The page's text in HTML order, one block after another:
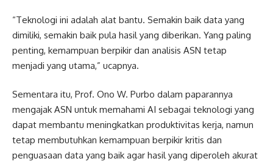
“Teknologi ini adalah alat bantu. Semakin baik data yang
dimiliki, semakin baik pula hasil yang diberikan. Yang paling
penting, kemampuan berpikir dan analisis ASN tetap
menjadi yang utama,” ucapnya.
Sementara itu, Prof. Ono W. Purbo dalam paparannya
mengajak ASN untuk memahami AI sebagai teknologi yang
dapat membantu meningkatkan produktivitas kerja, namun
tetap membutuhkan kemampuan berpikir kritis dan
penguasaan data yang baik agar hasil yang diperoleh akurat